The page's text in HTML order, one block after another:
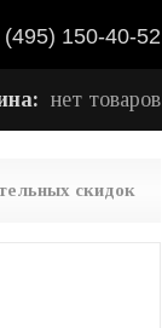
(495) 150-40-52
нет товаров
скидок